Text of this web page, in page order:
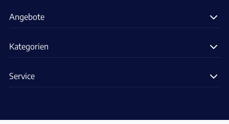
Angebote
Kategorien
Service